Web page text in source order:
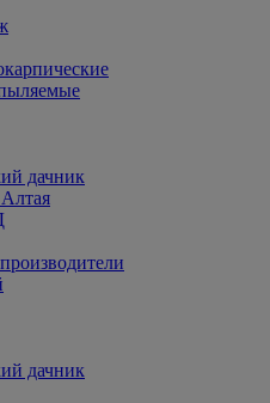
дачник
дачник